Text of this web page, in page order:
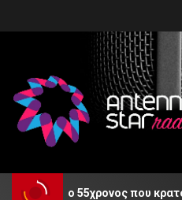
ο 55χρονος που κρατούσε